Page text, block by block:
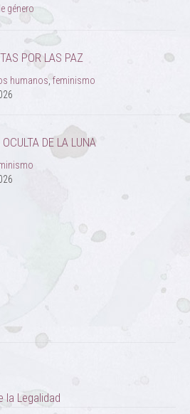
género
POR LAS PAZ
humanos feminismo
DE LA LUNA
la Legalidad